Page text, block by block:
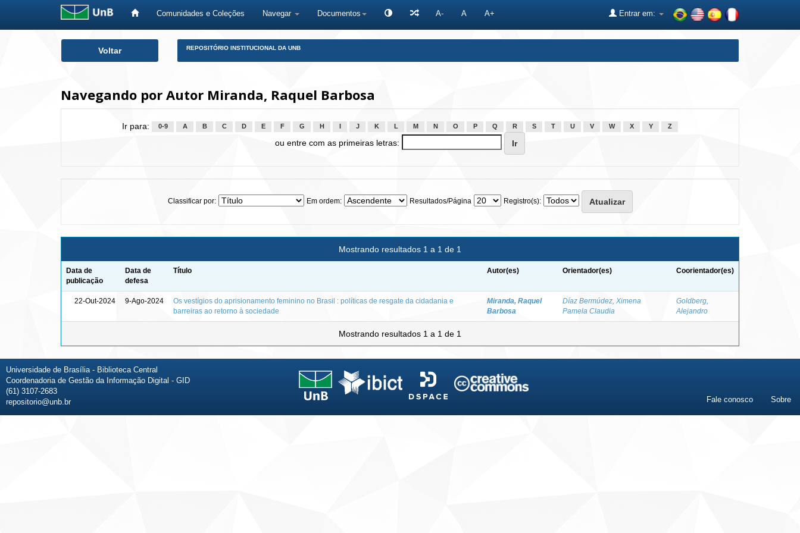
Comunidades e Coleções Navegar Documentos A- A A+ Entrar em:
Voltar REPOSITÓRIO INSTITUCIONAL DA UNB
Navegando por Autor Miranda, Raquel Barbosa
Ir para: 0-9 A B C D E F G H J K L M N O P Q R S T U V W X Y Z
ou entre com as primeiras letras:
Classificar por: Em ordem: Resultados/Página Registro(s):
Mostrando resultados 1 a 1 de 1
Data de
publicação
Data de
defesa
Título Autor(es) Orientador(es) Coorientador(es)
22-Out-2024 9-Ago-2024
Os vestígios do aprisionamento feminino no Brasil : políticas de resgate da cidadania e
barreiras ao retorno à sociedade
Miranda, Raquel
Barbosa
Díaz Bermúdez, Ximena
Pamela Claudia
Goldberg,
Alejandro
Mostrando resultados 1 a 1 de 1
Universidade de Brasília - Biblioteca Central
Coordenadoria de Gestão da Informação Digital - GID
(61) 3107-2683
repositorio@unb.br
Fale conosco Sobre